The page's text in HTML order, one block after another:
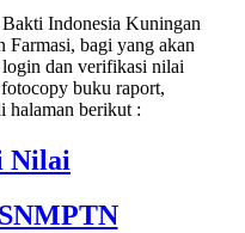
Indonesia Kuningan
Farmasi, bagi yang akan
dan verifikasi nilai
buku raport,
halaman berikut :
Nilai